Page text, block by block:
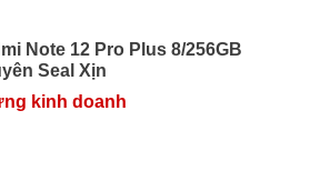
Note 12 Pro Plus 8/256GB
Seal Xịn
kinh doanh